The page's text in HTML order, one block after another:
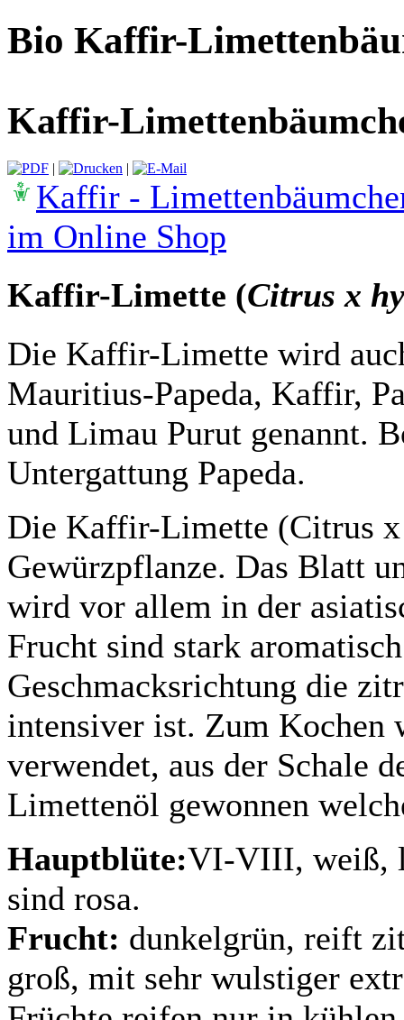
Bio Kaffir-
Kaffir-
| |
Kaffir -
im Online Shop
Kaffir-Limette (Citrus x
Die Kaffir-Limette wird
Mauritius-Papeda, Kaffir,
und Limau Purut genannt.
Untergattung Papeda.
Die Kaffir-Limette (Citrus x
Gewürzpflanze. Das Blatt
wird vor allem in der
Frucht sind stark
Geschmacksrichtung die
intensiver ist. Zum Kochen
verwendet, aus der Schale
Limettenöl gewonnen
Hauptblüte:VI-VIII, weiß,
sind rosa.
Frucht: dunkelgrün, reift
groß, mit sehr wulstiger